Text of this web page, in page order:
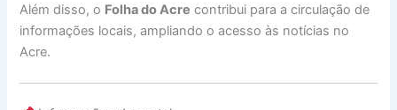
Além disso, o Folha do Acre contribui para a circulação de
informações locais, ampliando o acesso às notícias no
Acre.